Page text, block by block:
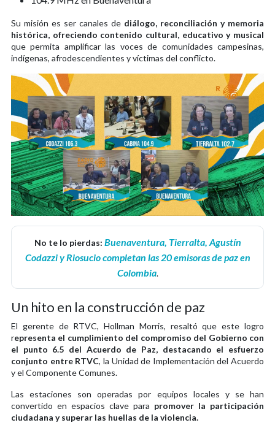
Su misión es ser canales de diálogo, reconciliación y memoria
histórica, ofreciendo contenido cultural, educativo y musical
que permita amplificar las voces de comunidades campesinas,
indígenas, afrodescendientes y víctimas del conflicto.
No te lo pierdas: Buenaventura, Tierralta, Agustín
Codazzi y Riosucio completan las 20 emisoras de paz en
Colombia.
Un hito en la construcción de paz
El gerente de RTVC, Hollman Morris, resaltó que este logro
representa el cumplimiento del compromiso del Gobierno con
el punto 6.5 del Acuerdo de Paz, destacando el esfuerzo
conjunto entre RTVC, la Unidad de Implementación del Acuerdo
y el Componente Comunes.
Las estaciones son operadas por equipos locales y se han
convertido en espacios clave para promover la participación
ciudadana y superar las huellas de la violencia.